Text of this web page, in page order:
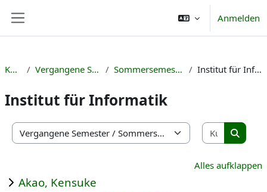
Anmelden
Kurse Vergangene Semester Sommersemester 2024 Institut für Informatik
Institut für Informatik
Kursbereiche
Kurse
Kurse
Alles aufklappen
Akao, Kensuke